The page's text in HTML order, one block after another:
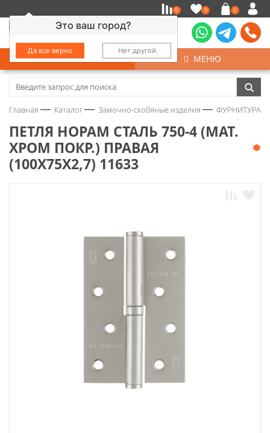
Это ваш город?
Да все верно Нет другой
0 0 0
КАТАЛОГ МЕНЮ
Замочно-скобяные изделия
Колеса
Главная Каталог Замочно-скобяные изделия ФУРНИТУРА
ПЕТЛЯ НОРАМ СТАЛЬ 750-4 (МАТ.
ХРОМ ПОКР.) ПРАВАЯ
(100Х75Х2,7) 11633